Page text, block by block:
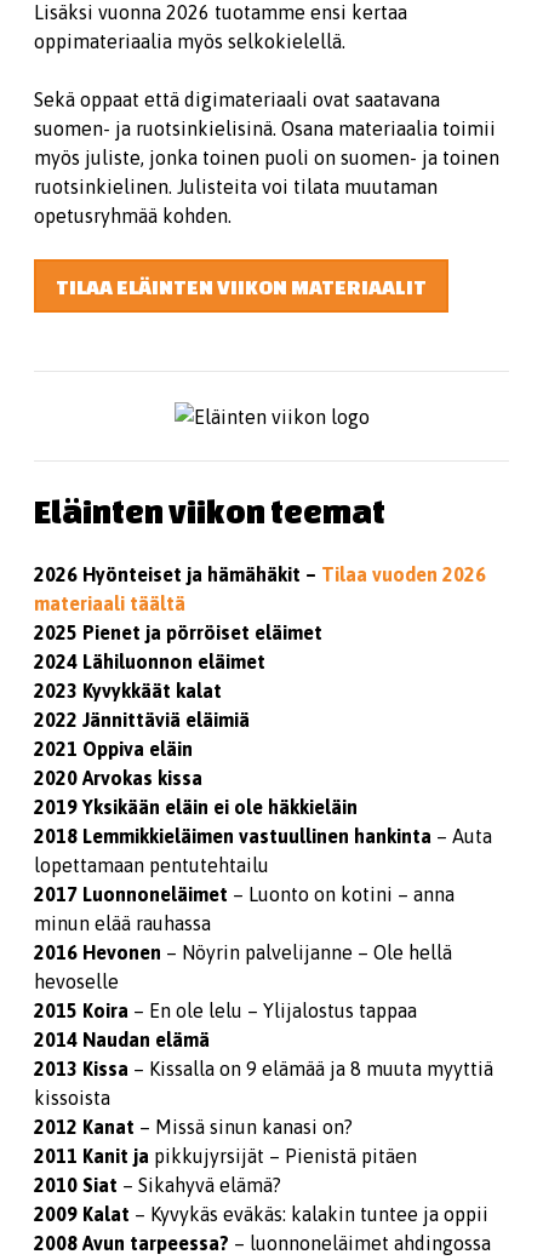
Lisäksi vuonna 2026 tuotamme ensi kertaa
oppimateriaalia myös selkokielellä.
Sekä oppaat että digimateriaali ovat saatavana
suomen- ja ruotsinkielisinä. Osana materiaalia toimii
myös juliste, jonka toinen puoli on suomen- ja toinen
ruotsinkielinen. Julisteita voi tilata muutaman
opetusryhmää kohden.
TILAA ELÄINTEN VIIKON MATERIAALIT
Eläinten viikon teemat
2026 Hyönteiset ja hämähäkit – Tilaa vuoden 2026
materiaali täältä
2025 Pienet ja pörröiset eläimet
2024 Lähiluonnon eläimet
2023 Kyvykkäät kalat
2022 Jännittäviä eläimiä
2021 Oppiva eläin
2020 Arvokas kissa
2019 Yksikään eläin ei ole häkkieläin
2018 Lemmikkieläimen vastuullinen hankinta – Auta
lopettamaan pentutehtailu
2017 Luonnoneläimet – Luonto on kotini – anna
minun elää rauhassa
2016 Hevonen – Nöyrin palvelijanne – Ole hellä
hevoselle
2015 Koira – En ole lelu – Ylijalostus tappaa
2014 Naudan elämä
2013 Kissa – Kissalla on 9 elämää ja 8 muuta myyttiä
kissoista
2012 Kanat – Missä sinun kanasi on?
2011 Kanit ja pikkujyrsijät – Pienistä pitäen
2010 Siat – Sikahyvä elämä?
2009 Kalat – Kyvykäs eväkäs: kalakin tuntee ja oppii
2008 Avun tarpeessa? – luonnoneläimet ahdingossa